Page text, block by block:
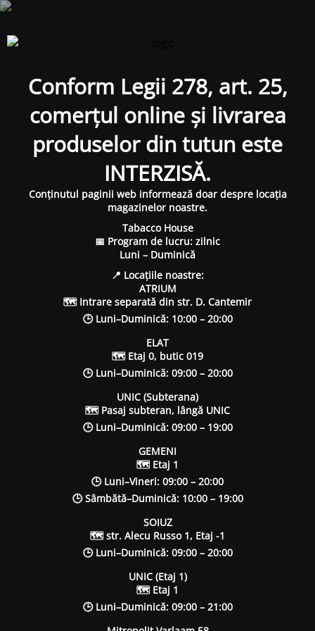
Conform Legii 278, art. 25,
comerțul online și livrarea
produselor din tutun este
INTERZISĂ.
Conținutul paginii web informează doar despre locația
magazinelor noastre.
Tabacco House
📅 Program de lucru: zilnic
Luni – Duminică
📍 Locațiile noastre:
ATRIUM
🗺 Intrare separată din str. D. Cantemir
🕒 Luni–Duminică: 10:00 – 20:00
ELAT
🗺 Etaj 0, butic 019
🕒 Luni–Duminică: 09:00 – 20:00
UNIC (Subterana)
🗺 Pasaj subteran, lângă UNIC
🕒 Luni–Duminică: 09:00 – 19:00
GEMENI
🗺 Etaj 1
🕒 Luni–Vineri: 09:00 – 20:00
🕒 Sâmbătă–Duminică: 10:00 – 19:00
SOIUZ
🗺 str. Alecu Russo 1, Etaj -1
🕒 Luni–Duminică: 09:00 – 20:00
UNIC (Etaj 1)
🗺 Etaj 1
🕒 Luni–Duminică: 09:00 – 21:00